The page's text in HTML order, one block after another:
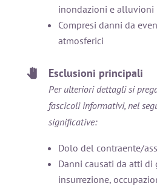
inondazioni e alluvioni
Compresi danni da
atmosferici
Esclusioni principali
Per ulteriori dettagli si
fascicoli informativi, nel
significative:
Dolo del contraente/
Danni causati da atti di
insurrezione,